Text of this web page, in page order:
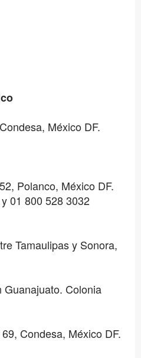
México DF.
Polanco, México DF.
01 800 528 3032
Tamaulipas y Sonora,
Guanajuato. Colonia
Condesa, México DF.